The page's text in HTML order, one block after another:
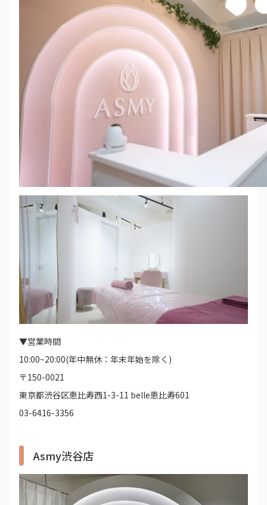
▼営業時間
10:00~20:00(年中無休：年末年始を除く)
〒150-0021
東京都渋谷区恵比寿西1-3-11 belle恵比寿601
03-6416-3356
Asmy渋谷店